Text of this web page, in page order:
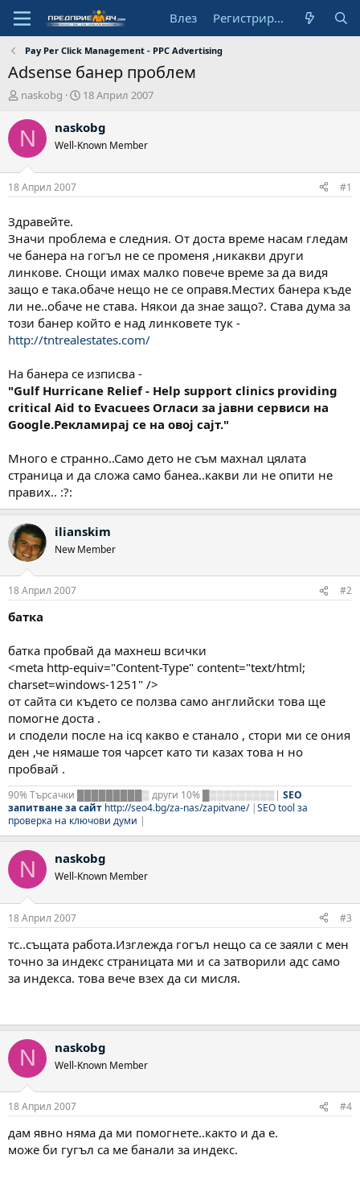
Влез Регистрирай се
Pay Per Click Management - PPC Advertising
Adsense банер проблем
А
т
о
naskobg
Н
ч
л
д
а
18 Април 2007
N naskobg
Well-Known Member
18 Април 2007 #1
Здравейте.
Значи проблема е следния. От доста време насам гледам
че банера на гогъл не се променя ,никакви други
линкове. Снощи имах малко повече време за да видя
защо е така.обаче нещо не се оправя.Местих банера къде
ли не..обаче не става. Някои да знае защо?. Става дума за
този банер който е над линковете тук -
http://tntrealestates.com/
На банера се изписва -
"Gulf Hurricane Relief - Help support clinics providing
critical Aid to Evacuees Огласи за јавни сервиси на
Google.Рекламирај се на овој сајт."
Mного е странно..Само дето не съм махнал цялата
страница и да сложа само банеа..какви ли не опити не
правих.. :?:
ilianskim
New Member
18 Април 2007 #2
батка
батка пробвай да махнеш всички
<meta http-equiv="Content-Type" content="text/html;
charset=windows-1251" />
от сайта си където се ползва само английски това ще
помогне доста .
и сподели после на icq какво е станало , стори ми се ония
ден ,че нямаше тоя чарсет като ти казах това н но
пробвай .
90% Търсачки █████████▒ други 10% █▒▒▒▒▒▒▒▒▒| SEO
запитване за сайт http://seo4.bg/za-nas/zapitvane/|SEO tool за
проверка на ключови думи |
N naskobg
Well-Known Member
18 Април 2007 #3
тс..същата работа.Изглежда гогъл нещо са се заяли с мен
точно за индекс страницата ми и са затворили адс само
за индекса. това вече взех да си мисля.
N naskobg
Well-Known Member
18 Април 2007 #4
дам явно няма да ми помогнете..както и да е.
може би гугъл са ме банали за индекс.